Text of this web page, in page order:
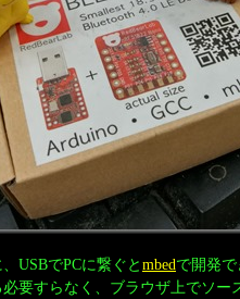
USBでPCに繋ぐとmbedで開発
要すらなく、ブラウザ上でソー